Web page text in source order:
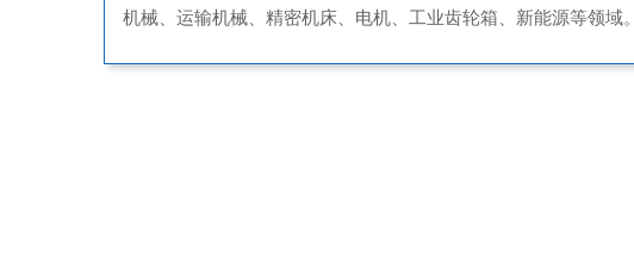
机械、运输机械、精密机床、电机、工业齿轮箱、新能源等领域。